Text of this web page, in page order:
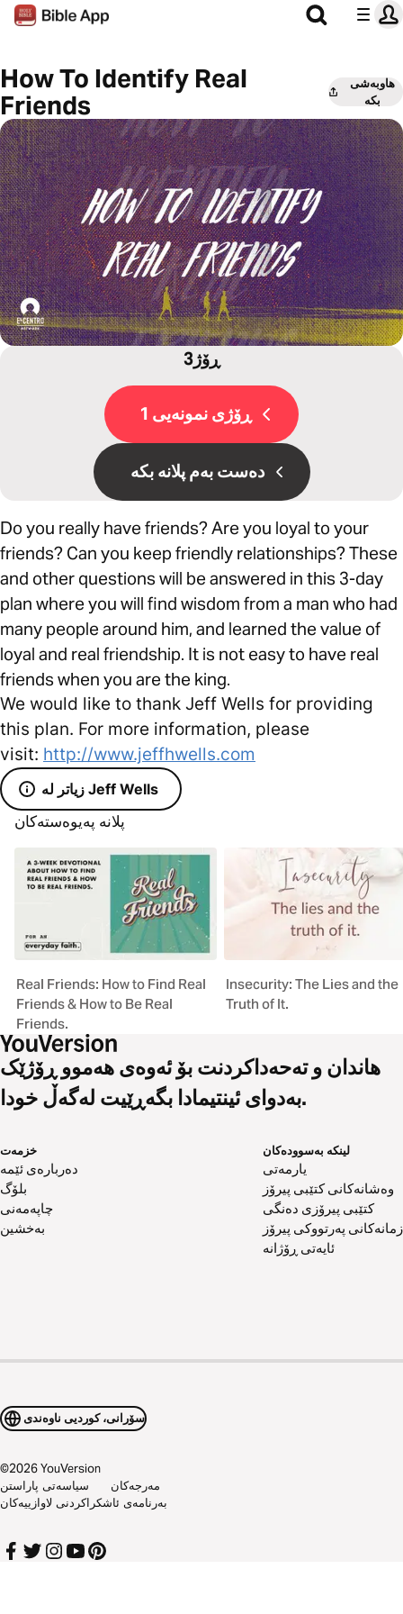
How To Identify Real
Friends
هاوبەشی
بکە
3ڕۆژ
ڕۆژی نمونەیی 1
دەست بەم پلانە بکە
Do you really have friends? Are you loyal to your
friends? Can you keep friendly relationships? These
and other questions will be answered in this 3-day
plan where you will find wisdom from a man who had
many people around him, and learned the value of
loyal and real friendship. It is not easy to have real
friends when you are the king.
We would like to thank Jeff Wells for providing
this plan. For more information, please
visit: http://www.jeffhwells.com
زیاتر لە Jeff Wells
پلانە پەیوەستەکان
Real Friends: How to Find Real
Friends & How to Be Real
Friends.
Insecurity: The Lies and the
Truth of It.
هاندان و تەحەداکردنت بۆ ئەوەی هەموو ڕۆژێک
بەدوای ئینتیمادا بگەڕێیت لەگەڵ خودا.
خزمەت
دەربارەی ئێمە
بلۆگ
چاپەمەنی
بەخشین
لینکە بەسوودەکان
یارمەتی
وەشانەکانی کتێبی پیرۆز
کتێبی پیرۆزی دەنگی
زمانەکانی پەرتووکی پیرۆز
ئایەتی ڕۆژانە
سۆرانی، کوردیی ناوەندی
©2026YouVersion
سیاسەتی پاراستن
مەرجەکان
بەرنامەی ئاشکراکردنی لاوازییەکان